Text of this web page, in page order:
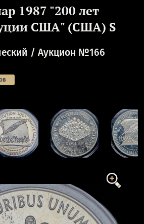
1987 "200 лет
США" (США) S
Аукцион №166